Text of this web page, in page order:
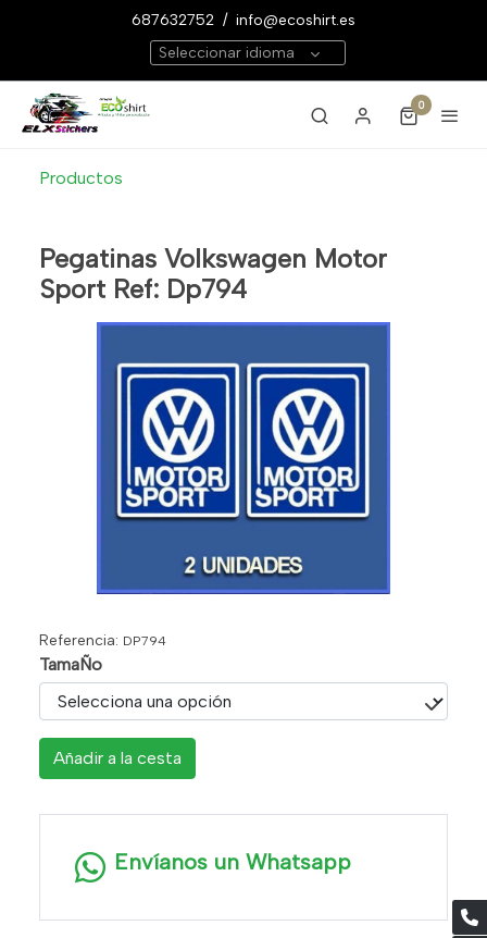
687632752 / info@ecoshirt.es
Seleccionar idioma
0
Productos
Pegatinas Volkswagen Motor
Sport Ref: Dp794
Referencia: DP794
TamaÑo
Añadir a la cesta
Envíanos un Whatsapp